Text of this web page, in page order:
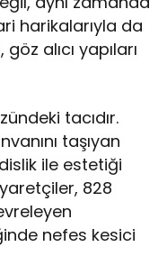
harikalarıyla da
alıcı yapıları
tacıdır.
taşıyan
ile estetiği
828
nefes kesici